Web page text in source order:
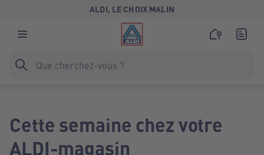
ALDI, LE CHOIX MALIN
Cette semaine chez votre
ALDI-magasin